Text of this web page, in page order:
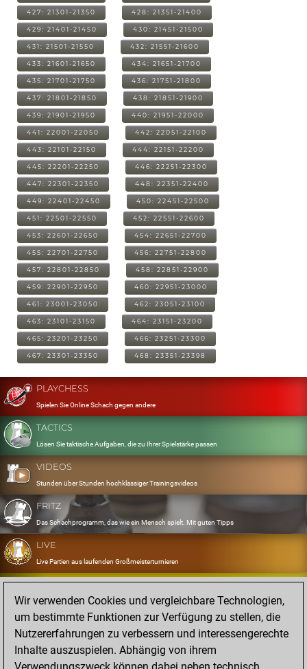
427: 21301-21350 428: 21351-21400
429: 21401-21450 430: 21451-21500
431: 21501-21550 432: 21551-21600
433: 21601-21650 434: 21651-21700
435: 21701-21750 436: 21751-21800
437: 21801-21850 438: 21851-21900
439: 21901-21950 440: 21951-22000
441: 22001-22050 442: 22051-22100
443: 22101-22150 444: 22151-22200
445: 22201-22250 446: 22251-22300
447: 22301-22350 448: 22351-22400
449: 22401-22450 450: 22451-22500
451: 22501-22550 452: 22551-22600
453: 22601-22650 454: 22651-22700
455: 22701-22750 456: 22751-22800
457: 22801-22850 458: 22851-22900
459: 22901-22950 460: 22951-23000
461: 23001-23050 462: 23051-23100
463: 23101-23150 464: 23151-23200
465: 23201-23250 466: 23251-23300
467: 23301-23350 468: 23351-23398
PLAYCHESS
Spielen Sie Online Schach gegen andere
TACTICS
Lösen Sie taktische Aufgaben, die zu Ihrer Spielstärke passen
VIDEOS
Stunden über Stunden hochklassiger Trainingsvideos
FRITZ
Das Schachprogramm, das wie ein Mensch spielt. Mit guten Tipps
LIVE
Live Partien aus laufenden Großmeisterturnieren
OPENINGS
Erfassen und Üben Sie Ihr Eröffnungsrepertoire
DATABASE
Acht Millionen starke Partien
MYGAMES
Wir verwenden Cookies und vergleichbare Technologien,
um bestimmte Funktionen zur Verfügung zu stellen, die
Nutzererfahrungen zu verbessern und interessengerechte
Inhalte auszuspielen. Abhängig von ihrem